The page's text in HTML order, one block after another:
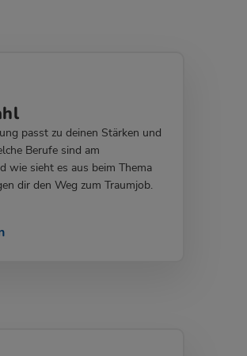
passt zu deinen Stärken und
Berufe sind am
wie sieht es aus beim Thema
dir den Weg zum Traumjob.